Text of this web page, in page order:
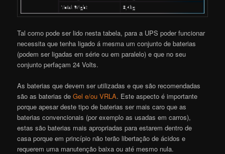
Tal como pode ser lido nesta tabela, para a UPS poder funcionar
necessita que tenha ligado á mesma um conjunto de baterias
(podem ser ligadas em série ou em paralelo) e que no seu
conjunto perfaçam 24 Volts.
As baterias que devem ser utilizadas e que são recomendadas
são as baterias deGel e/ou VRLA. Este aspecto é importante
porque apesar deste tipo de baterias ser mais caro que as
baterias convencionais (por exemplo as usadas em carros),
estas são baterias mais apropriadas para estarem dentro de
casa porque em princípio não terão libertação de ácidos e
requerem uma manutenção baixa ou até mesmo nula.